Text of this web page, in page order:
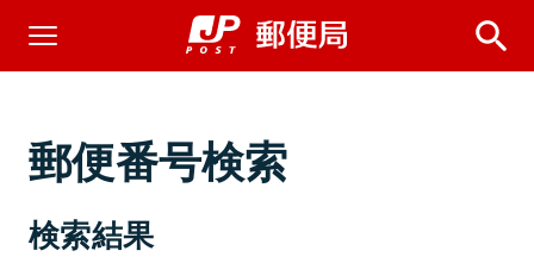
郵便番号検索
検索結果